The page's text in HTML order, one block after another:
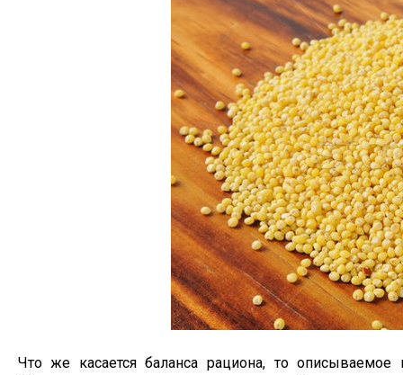
Что же касается баланса рациона, то